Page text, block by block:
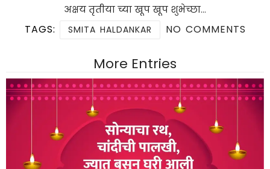
अक्षय तृतीया च्या खूप खूप शुभेच्छा…
TAGS: SMITA HALDANKAR NO COMMENTS
More Entries